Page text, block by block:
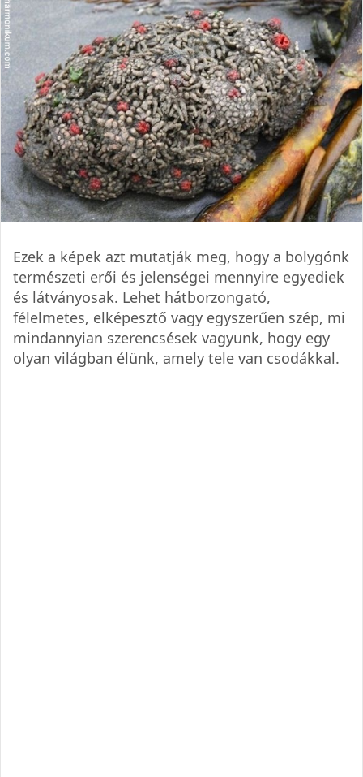
Ezek a képek azt mutatják meg, hogy a bolygónk
természeti erői és jelenségei mennyire egyediek
és látványosak. Lehet hátborzongató,
félelmetes, elképesztő vagy egyszerűen szép, mi
mindannyian szerencsések vagyunk, hogy egy
olyan világban élünk, amely tele van csodákkal.